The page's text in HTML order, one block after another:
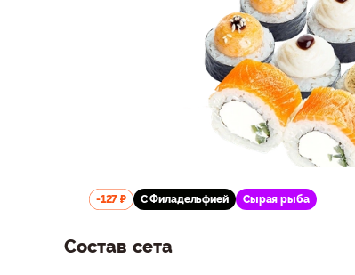
-127 ₽ С Филадельфией Сырая рыба
Состав сета